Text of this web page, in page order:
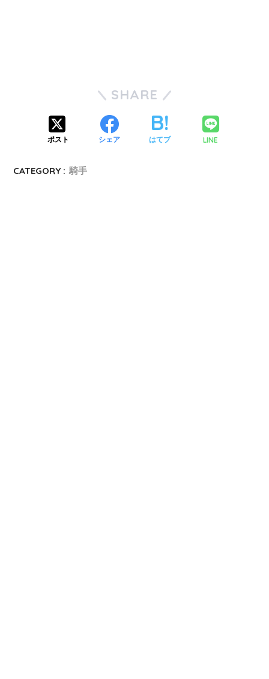
SHARE
ポスト シェア はてブ LINE
CATEGORY : 騎手